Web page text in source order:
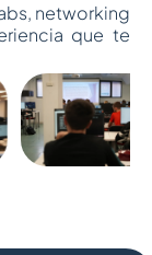
networking
que te